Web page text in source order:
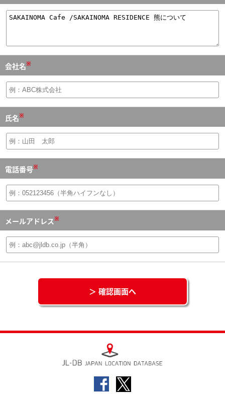
会社名※
氏名※
電話番号※
メールアドレス※
＞ 確認画面へ